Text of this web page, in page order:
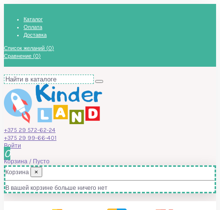
Каталог
Оплата
Доставка
Список желаний (0)
Сравнение (0)
+375 29 572-62-24
+375 29 99-66-401
Войти
0
Корзина / Пусто
Корзина
×
В вашей корзине больше ничего нет